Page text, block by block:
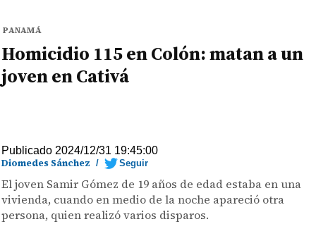
PANAMÁ
Homicidio 115 en Colón: matan a un
joven en Cativá
Publicado 2024/12/31 19:45:00
Diomedes Sánchez / Seguir
El joven Samir Gómez de 19 años de edad estaba en una
vivienda, cuando en medio de la noche apareció otra
persona, quien realizó varios disparos.